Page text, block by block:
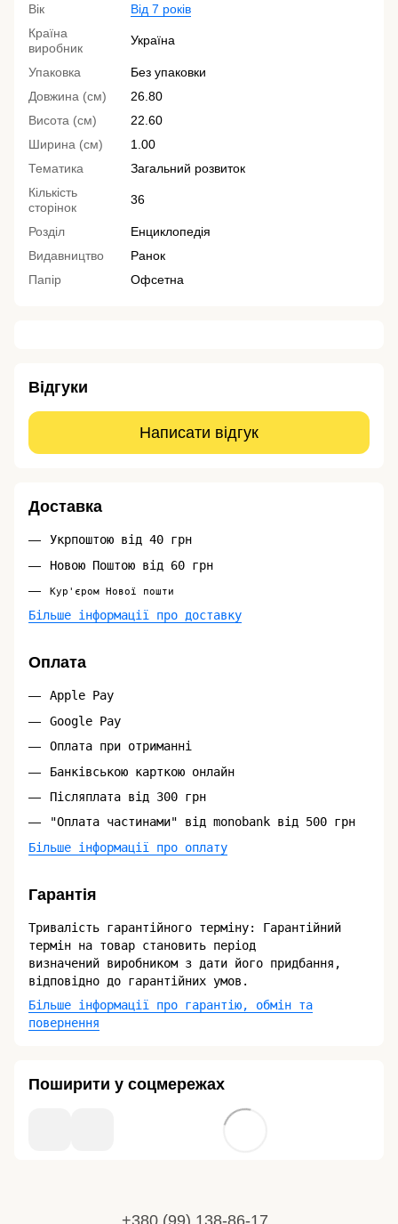
Вік
Від 7 років
Країна
виробник
Україна
Упаковка
Без упаковки
Довжина (см)
26.80
Висота (см)
22.60
Ширина (см)
1.00
Тематика
Загальний розвиток
Кількість
сторінок
36
Розділ
Енциклопедія
Видавництво
Ранок
Папір
Офсетна
Відгуки
Написати відгук
Доставка
Укрпоштою від 40 грн
Новою Поштою від 60 грн
Кур'єром Нової пошти
Більше інформації про доставку
Оплата
Apple Pay
Google Pay
Оплата при отриманні
Банківською карткою онлайн
Післяплата від 300 грн
"Оплата частинами" від monobank від 500 грн
Більше інформації про оплату
Гарантія
Тривалість гарантійного терміну: Гарантійний
термін на товар становить період
визначений виробником з дати його придбання,
відповідно до гарантійних умов.
Більше інформації про гарантію, обмін та
повернення
Поширити у соцмережах
+380 (99) 138-86-17